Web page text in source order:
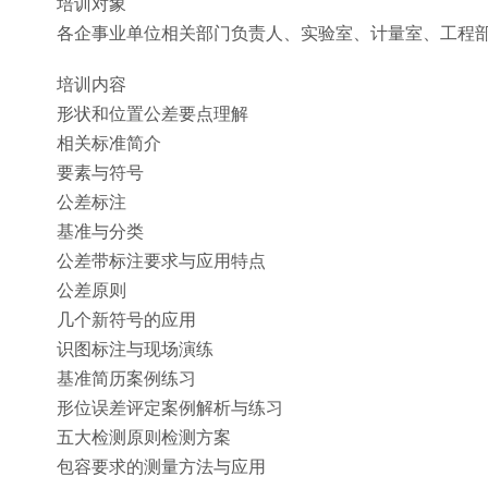
培训对象
各企事业单位相关部门负责人、实验室、计量室、工程
培训内容
形状和位置公差要点理解
相关标准简介
要素与符号
公差标注
基准与分类
公差带标注要求与应用特点
公差原则
几个新符号的应用
识图标注与现场演练
基准简历案例练习
形位误差评定案例解析与练习
五大检测原则检测方案
包容要求的测量方法与应用